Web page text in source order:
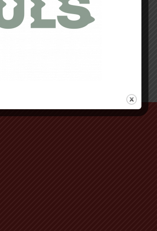
Retour au début